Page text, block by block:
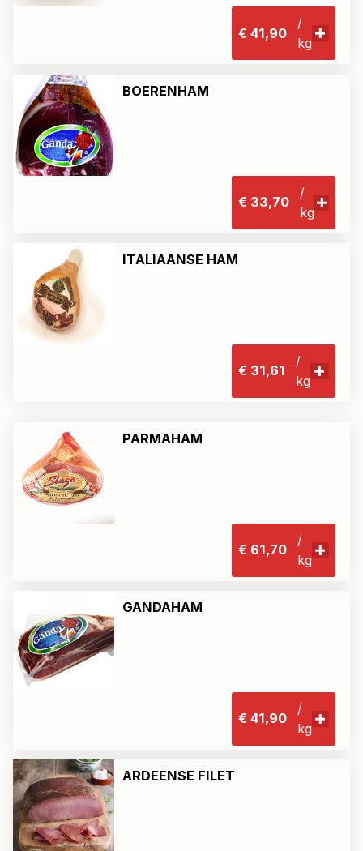
€ 41,90
/
kg
BOERENHAM
€ 33,70
/
kg
ITALIAANSE HAM
€ 31,61
/
kg
PARMAHAM
€ 61,70
/
kg
GANDAHAM
€ 41,90
/
kg
ARDEENSE FILET